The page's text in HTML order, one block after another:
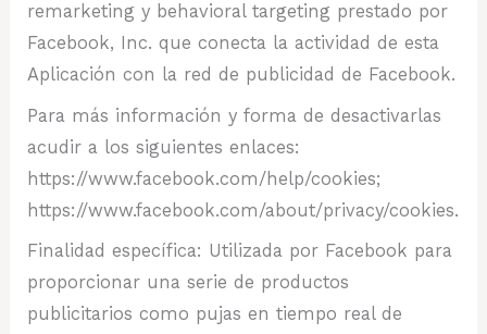
remarketing y behavioral targeting prestado por
Facebook, Inc. que conecta la actividad de esta
Aplicación con la red de publicidad de Facebook.
Para más información y forma de desactivarlas
acudir a los siguientes enlaces:
https://www.facebook.com/help/cookies;
https://www.facebook.com/about/privacy/cookies.
Finalidad específica: Utilizada por Facebook para
proporcionar una serie de productos
publicitarios como pujas en tiempo real de